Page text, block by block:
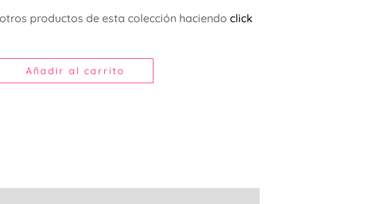
productos de esta colección haciendoclick
Añadir al carrito